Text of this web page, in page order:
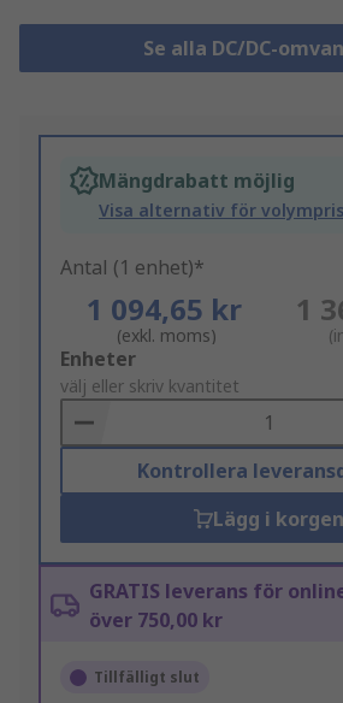
Se alla DC/DC-
Mängdrabatt möjlig
Visa alternativ för
Antal (1 enhet)*
1 094,65 kr
(exkl. moms)
1
Add
to
Basket
Enheter
välj eller skriv kvantitet
Kontrollera
Lägg i korgen
GRATIS leverans för
över 750,00 kr
Tillfälligt slut